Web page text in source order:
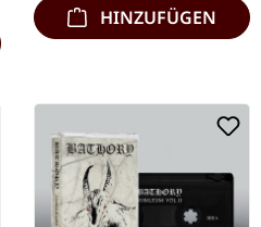
HINZUFÜGEN